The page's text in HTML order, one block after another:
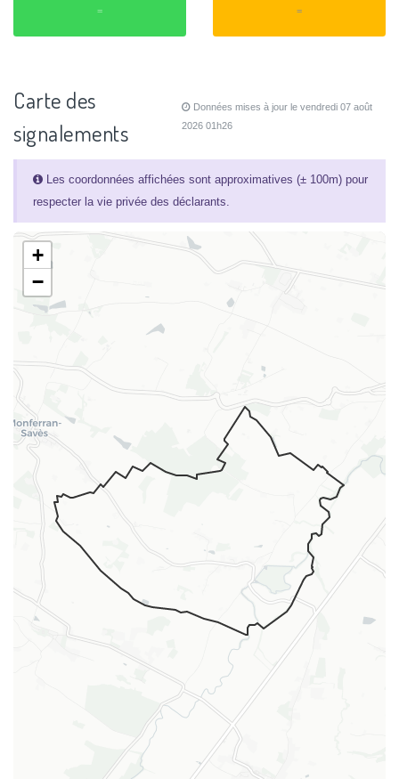
= =
Carte des
signalements
Données mises à jour le vendredi 07 août
2026 01h26
Les coordonnées affichées sont approximatives (± 100m) pour
respecter la vie privée des déclarants.
+
−